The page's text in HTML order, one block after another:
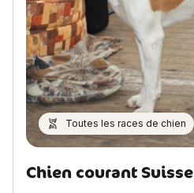
Toutes les races de chien
Chien courant Suisse